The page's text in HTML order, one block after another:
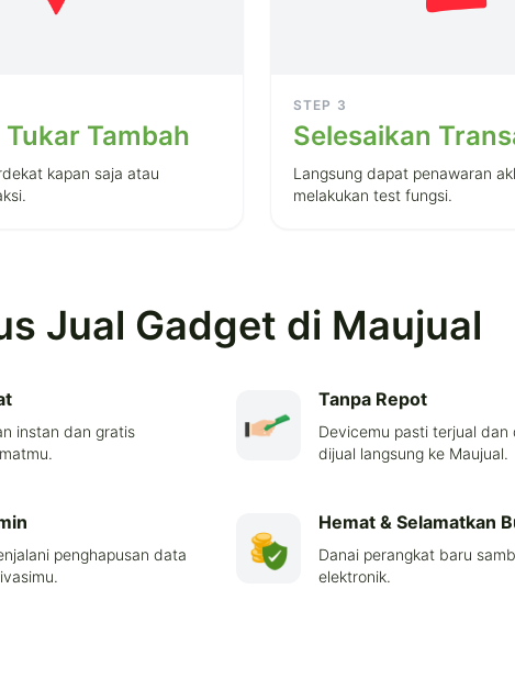
Tukar Tambah
kapan saja atau
STEP 3
Selesaikan
Langsung dapat penawaran
melakukan test fungsi.
Jual Gadget di Maujual
instan dan gratis
Tanpa Repot
Devicemu pasti terjual
dijual langsung ke Maujual.
penghapusan data
Hemat & Selamatkan
Danai perangkat baru
elektronik.